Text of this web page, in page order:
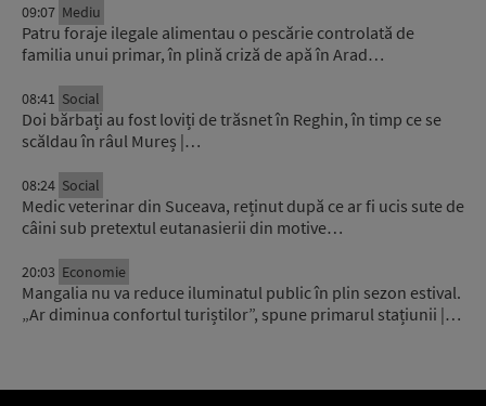
09:07 Mediu
Patru foraje ilegale alimentau o pescărie controlată de
familia unui primar, în plină criză de apă în Arad…
08:41 Social
Doi bărbați au fost loviți de trăsnet în Reghin, în timp ce se
scăldau în râul Mureș |…
08:24 Social
Medic veterinar din Suceava, reținut după ce ar fi ucis sute de
câini sub pretextul eutanasierii din motive…
20:03 Economie
Mangalia nu va reduce iluminatul public în plin sezon estival.
„Ar diminua confortul turiștilor”, spune primarul stațiunii |…